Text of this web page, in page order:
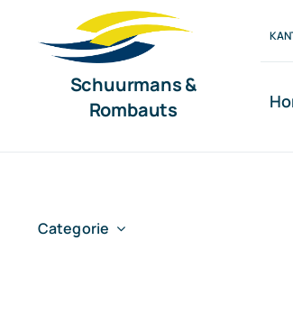
Schuurmans &
Rombauts
Categorie